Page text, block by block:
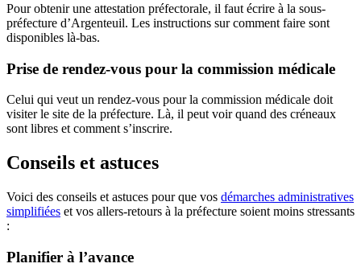
Pour obtenir une attestation préfectorale, il faut écrire à la sous-
préfecture d’Argenteuil. Les instructions sur comment faire sont
disponibles là-bas.
Prise de rendez-vous pour la commission médicale
Celui qui veut un rendez-vous pour la commission médicale doit
visiter le site de la préfecture. Là, il peut voir quand des créneaux
sont libres et comment s’inscrire.
Conseils et astuces
Voici des conseils et astuces pour que vos démarches administratives
simplifiées et vos allers-retours à la préfecture soient moins stressants
:
Planifier à l’avance